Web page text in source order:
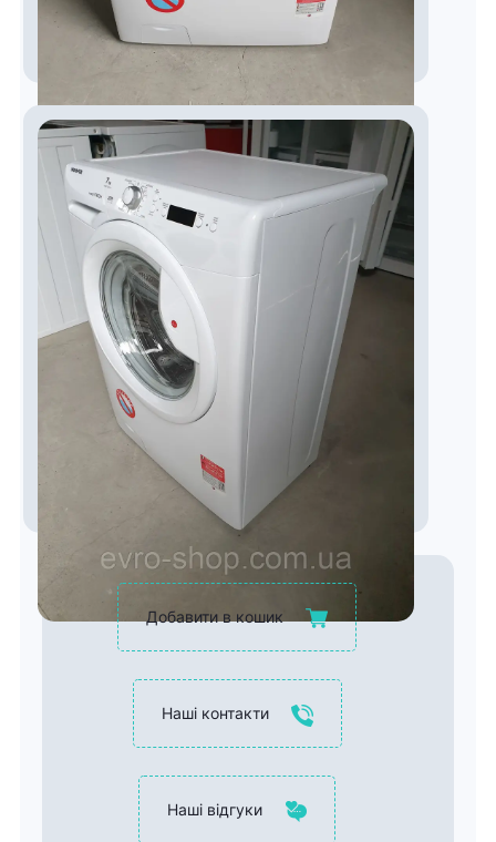
Добавити в кошик
Наші контакти
Наші відгуки